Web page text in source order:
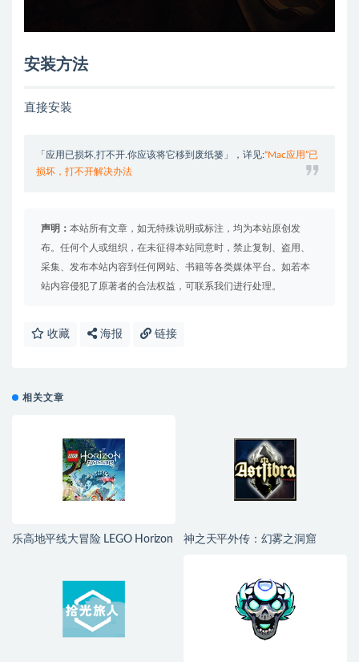
安装方法
直接安装
「应用已损坏,打不开.你应该将它移到废纸篓」，详见:“Mac应用”已
损坏，打不开解决办法
声明： 本站所有文章，如无特殊说明或标注，均为本站原创发
布。任何个人或组织，在未征得本站同意时，禁止复制、盗用、
采集、发布本站内容到任何网站、书籍等各类媒体平台。如若本
站内容侵犯了原著者的合法权益，可联系我们进行处理。
收藏 海报 链接
相关文章
乐高地平线大冒险 LEGO Horizon
神之天平外传：幻雾之洞窟